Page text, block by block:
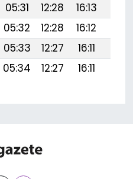
05:31 12:28 16:13
05:32 12:28 16:12
05:33 12:27 16:11
05:34 12:27 16:11